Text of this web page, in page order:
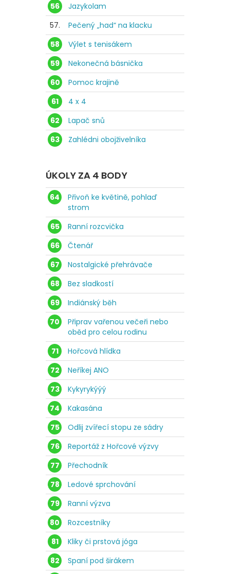
56
Jazykolam
57.
Pečený „had“ na klacku
58
Výlet s tenisákem
59
Nekonečná básnička
60
Pomoc krajině
61
4 x 4
62
Lapač snů
63
Zahlédni obojživelníka
ÚKOLY ZA 4 BODY
64
Přivoň ke květině, pohlaď
strom
65
Ranní rozcvička
66
Čtenář
67
Nostalgické přehrávače
68
Bez sladkostí
69
Indiánský běh
70
Připrav vařenou večeři nebo
oběd pro celou rodinu
71
Hořcová hlídka
72
Neříkej ANO
73
Kykyrykýýý
74
Kakasána
75
Odlij zvířecí stopu ze sádry
76
Reportáž z Hořcové výzvy
77
Přechodník
78
Ledové sprchování
79
Ranní výzva
80
Rozcestníky
81
Kliky či prstová jóga
82
Spaní pod širákem